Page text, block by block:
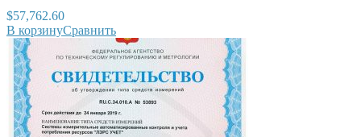
$57,762.60
В корзинуСравнить